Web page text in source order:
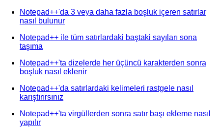
Notepad++'da 3 veya daha fazla boşluk içeren satırlar
nasıl bulunur
Notepad++ ile tüm satırlardaki baştaki sayıları sona
taşıma
Notepad++'ta dizelerde her üçüncü karakterden sonra
boşluk nasıl eklenir
Notepad++'da satırlardaki kelimeleri rastgele nasıl
karıştırırsınız
Notepad++'ta virgüllerden sonra satır başı ekleme nasıl
yapılır